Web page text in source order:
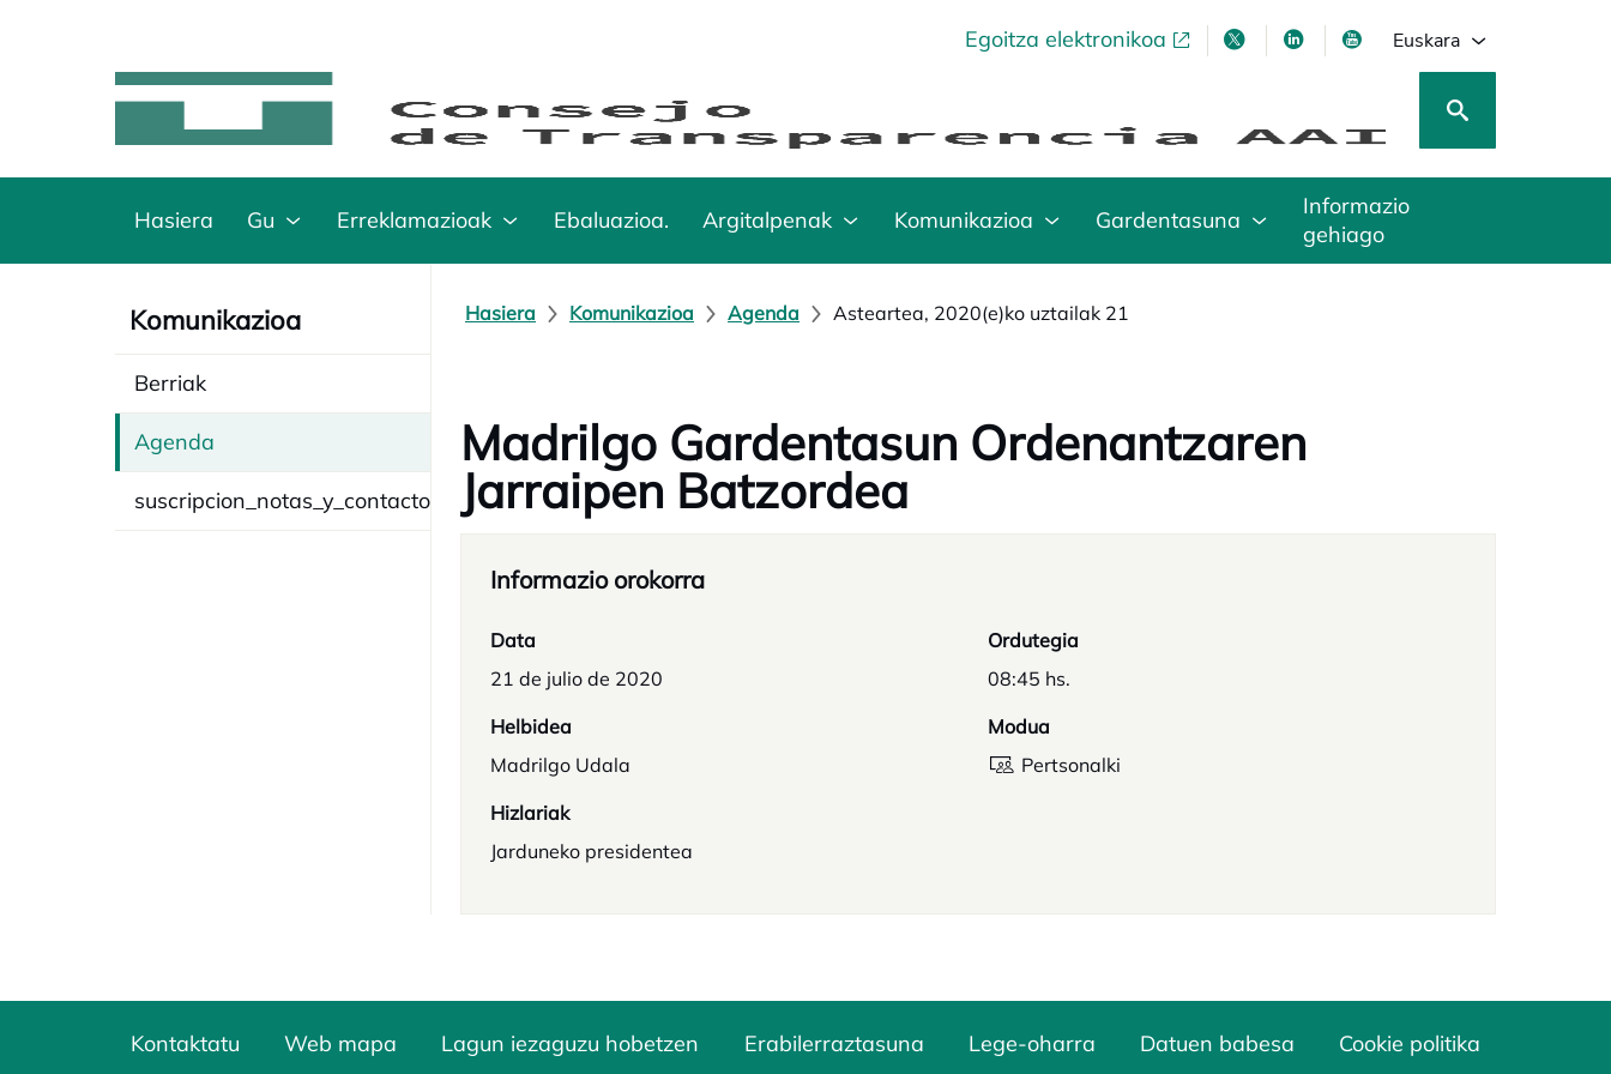
Egoitza elektronikoaopens in a new tabopens in a new tab
opens in a new tab
opens in a new tab
Euskara
Hasiera Gu Erreklamazioak Ebaluazioa. Argitalpenak Komunikazioa Gardentasuna
Informazio
gehiago
Komunikazioa
Berriak
Agenda
suscripcion_notas_y_contacto
Hasiera Komunikazioa Agenda Asteartea, 2020(e)ko uztailak 21
Madrilgo Gardentasun Ordenantzaren
Jarraipen Batzordea
Informazio orokorra
Data
21 de julio de 2020
Ordutegia
08:45 hs.
Helbidea
Madrilgo Udala
Modua
Pertsonalki
Hizlariak
Jarduneko presidentea
Kontaktatu Web mapa Lagun iezaguzu hobetzen Erabilerraztasuna Lege-oharra Datuen babesa Cookie politika